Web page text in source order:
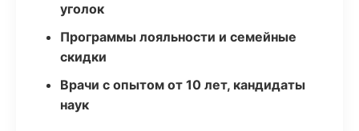
уголок
Программы лояльности и семейные
скидки
Врачи с опытом от 10 лет, кандидаты
наук